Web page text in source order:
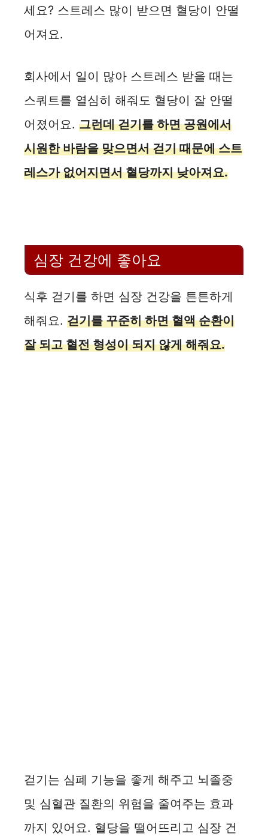
세요? 스트레스 많이 받으면 혈당이 안떨
어져요.
회사에서 일이 많아 스트레스 받을 때는
스쿼트를 열심히 해줘도 혈당이 잘 안떨
어졌어요. 그런데 걷기를 하면 공원에서
시원한 바람을 맞으면서 걷기 때문에 스트
레스가 없어지면서 혈당까지 낮아져요.
심장 건강에 좋아요
식후 걷기를 하면 심장 건강을 튼튼하게
해줘요. 걷기를 꾸준히 하면 혈액 순환이
잘 되고 혈전 형성이 되지 않게 해줘요.
걷기는 심폐 기능을 좋게 해주고 뇌졸중
및 심혈관 질환의 위험을 줄여주는 효과
까지 있어요. 혈당을 떨어뜨리고 심장 건